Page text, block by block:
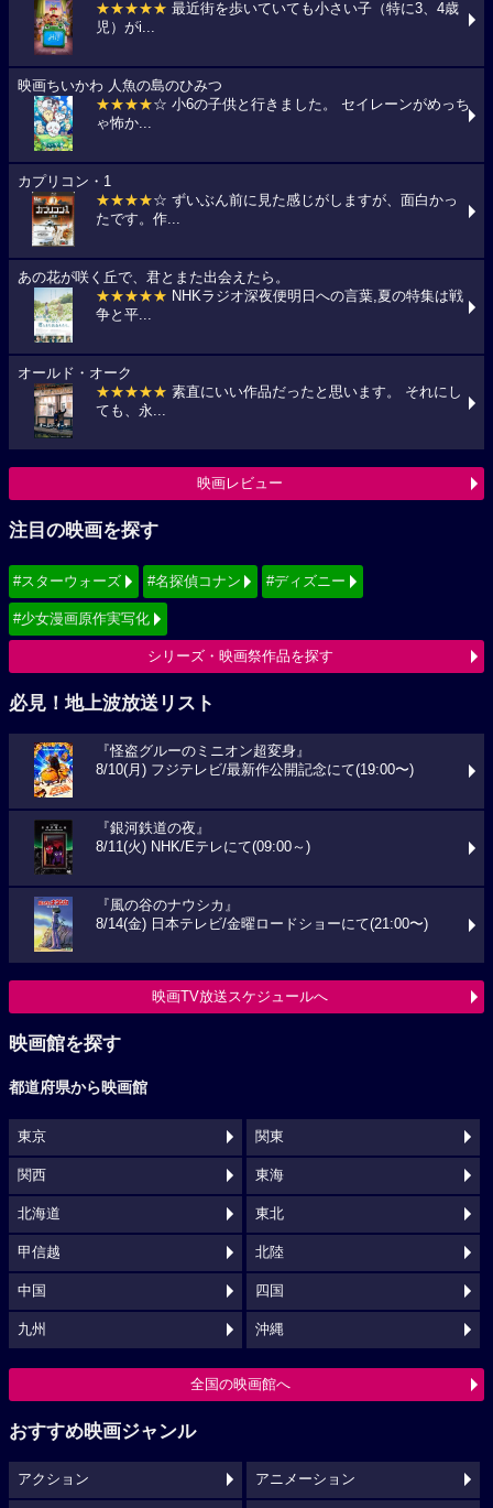
★★★★★ 最近街を歩いていても小さい子（特に3、4歳
児）がi...
映画ちいかわ 人魚の島のひみつ
★★★★☆ 小6の子供と行きました。 セイレーンがめっち
ゃ怖か...
カプリコン・1
★★★★☆ ずいぶん前に見た感じがしますが、面白かっ
たです。作...
あの花が咲く丘で、君とまた出会えたら。
★★★★★ NHKラジオ深夜便明日への言葉,夏の特集は戦
争と平...
オールド・オーク
★★★★★ 素直にいい作品だったと思います。 それにし
ても、永...
映画レビュー
注目の映画を探す
#スターウォーズ #名探偵コナン #ディズニー
#少女漫画原作実写化
シリーズ・映画祭作品を探す
必見！地上波放送リスト
『怪盗グルーのミニオン超変身』
8/10(月) フジテレビ/最新作公開記念にて(19:00〜)
『銀河鉄道の夜』
8/11(火) NHK/Eテレにて(09:00～)
『風の谷のナウシカ』
8/14(金) 日本テレビ/金曜ロードショーにて(21:00〜)
映画TV放送スケジュールへ
映画館を探す
都道府県から映画館
東京 関東
関西 東海
北海道 東北
甲信越 北陸
中国 四国
九州 沖縄
全国の映画館へ
おすすめ映画ジャンル
アクション アニメーション